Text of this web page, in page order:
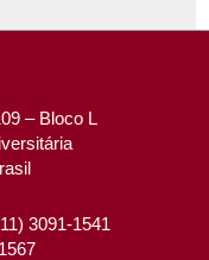
– Bloco L
3091-1541